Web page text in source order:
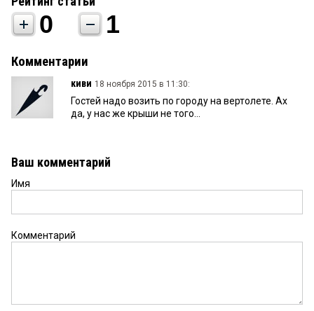
0 1
Комментарии
киви 18 ноября 2015 в 11:30:
Гостей надо возить по городу на вертолете. Ах
да, у нас же крыши не того...
Ваш комментарий
Имя
Комментарий